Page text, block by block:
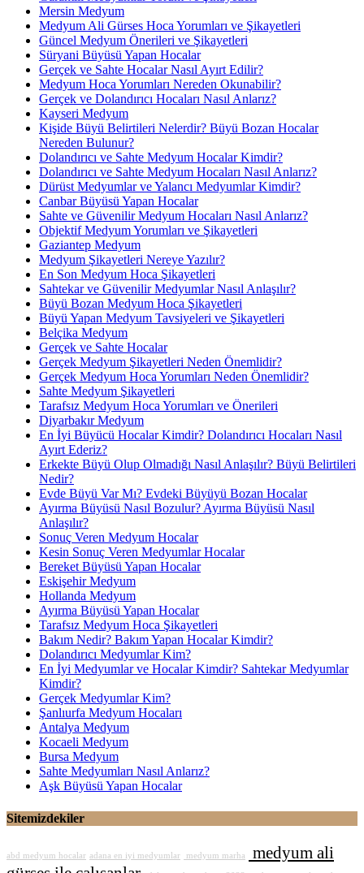
Mersin Medyum
Medyum Ali Gürses Hoca Yorumları ve Şikayetleri
Güncel Medyum Önerileri ve Şikayetleri
Süryani Büyüsü Yapan Hocalar
Gerçek ve Sahte Hocalar Nasıl Ayırt Edilir?
Medyum Hoca Yorumları Nereden Okunabilir?
Gerçek ve Dolandırıcı Hocaları Nasıl Anlarız?
Kayseri Medyum
Kişide Büyü Belirtileri Nelerdir? Büyü Bozan Hocalar
Nereden Bulunur?
Dolandırıcı ve Sahte Medyum Hocalar Kimdir?
Dolandırıcı ve Sahte Medyum Hocaları Nasıl Anlarız?
Dürüst Medyumlar ve Yalancı Medyumlar Kimdir?
Canbar Büyüsü Yapan Hocalar
Sahte ve Güvenilir Medyum Hocaları Nasıl Anlarız?
Objektif Medyum Yorumları ve Şikayetleri
Gaziantep Medyum
Medyum Şikayetleri Nereye Yazılır?
En Son Medyum Hoca Şikayetleri
Sahtekar ve Güvenilir Medyumlar Nasıl Anlaşılır?
Büyü Bozan Medyum Hoca Şikayetleri
Büyü Yapan Medyum Tavsiyeleri ve Şikayetleri
Belçika Medyum
Gerçek ve Sahte Hocalar
Gerçek Medyum Şikayetleri Neden Önemlidir?
Gerçek Medyum Hoca Yorumları Neden Önemlidir?
Sahte Medyum Şikayetleri
Tarafsız Medyum Hoca Yorumları ve Önerileri
Diyarbakır Medyum
En İyi Büyücü Hocalar Kimdir? Dolandırıcı Hocaları Nasıl
Ayırt Ederiz?
Erkekte Büyü Olup Olmadığı Nasıl Anlaşılır? Büyü Belirtileri
Nedir?
Evde Büyü Var Mı? Evdeki Büyüyü Bozan Hocalar
Ayırma Büyüsü Nasıl Bozulur? Ayırma Büyüsü Nasıl
Anlaşılır?
Sonuç Veren Medyum Hocalar
Kesin Sonuç Veren Medyumlar Hocalar
Bereket Büyüsü Yapan Hocalar
Eskişehir Medyum
Hollanda Medyum
Ayırma Büyüsü Yapan Hocalar
Tarafsız Medyum Hoca Şikayetleri
Bakım Nedir? Bakım Yapan Hocalar Kimdir?
Dolandırıcı Medyumlar Kim?
En İyi Medyumlar ve Hocalar Kimdir? Sahtekar Medyumlar
Kimdir?
Gerçek Medyumlar Kim?
Şanlıurfa Medyum Hocaları
Antalya Medyum
Kocaeli Medyum
Bursa Medyum
Sahte Medyumları Nasıl Anlarız?
Aşk Büyüsü Yapan Hocalar
Sitemizdekiler
abd medyum hocalar adana en iyi medyumlar medyum marha
medyum ali